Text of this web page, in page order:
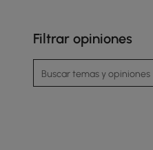
Incluye cajones de
comodidad y
Filtrar opiniones